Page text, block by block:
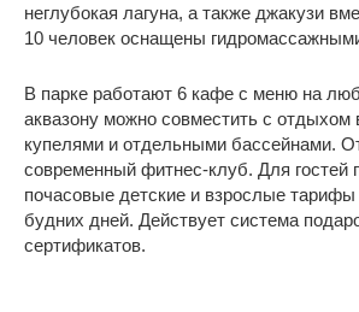
неглубокая лагуна, а также джакузи
10 человек оснащены
В парке работают 6 кафе с меню на
аквазону можно совместить с отдыхом
купелями и отдельными бассейнами.
современный фитнес-клуб. Для гостей
почасовые детские и взрослые
будних дней. Действует система
сертификатов.